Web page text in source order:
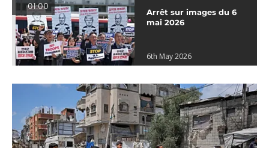
01:00
Arrêt sur images du 6
mai 2026
6th May 2026